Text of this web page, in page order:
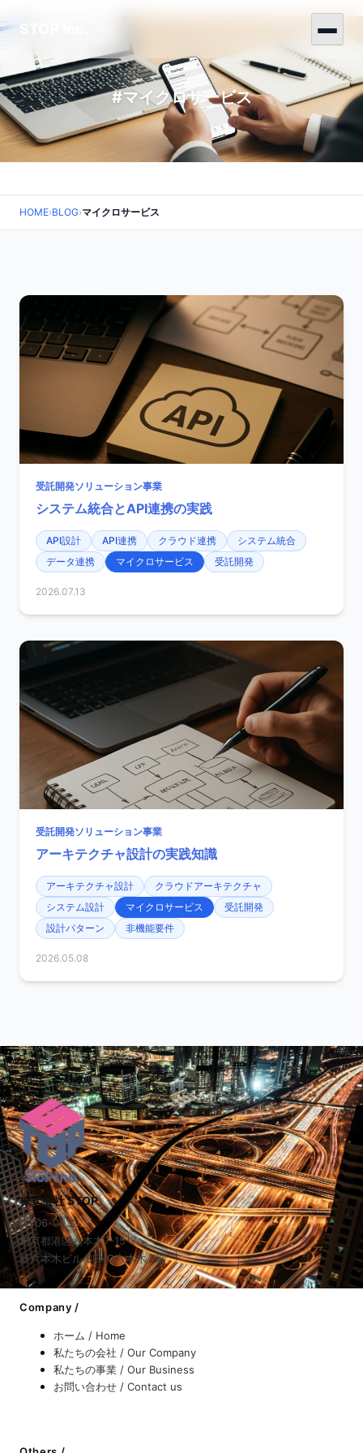
#マイクロサービス
HOME›BLOG›マイクロサービス
受託開発ソリューション事業
システム統合とAPI連携の実践
API設計 API連携 クラウド連携
システム統合
データ連携
マイクロサービス 受託開発
2026.07.13
受託開発ソリューション事業
アーキテクチャ設計の実践知識
アーキテクチャ設計
クラウドアーキテクチャ
システム設計
マイクロサービス
受託開発
設計パターン
非機能要件
2026.05.08
株式会社 STOP
〒106-0032
東京都港区六本木7-15-7
新六本木ビル SENQ六本木 7階
Company /
ホーム / Home
私たちの会社 / Our Company
私たちの事業 / Our Business
お問い合わせ / Contact us